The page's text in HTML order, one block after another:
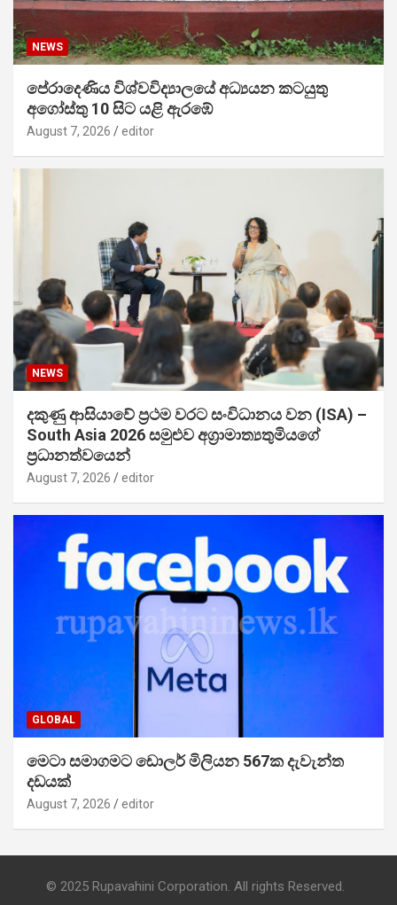
NEWS
පේරාදෙණිය විශ්වවිද්‍යාලයේ අධ්‍යයන කටයුතු
අගෝස්තු 10 සිට යළි ඇරඹේ
August 7, 2026 editor
NEWS
දකුණු ආසියාවේ ප්‍රථම වරට සංවිධානය වන (ISA) –
South Asia 2026 සමුළුව අග්‍රාමාත්‍යතුමියගේ
ප්‍රධානත්වයෙන්
August 7, 2026 editor
GLOBAL
මෙටා සමාගමට ඩොලර් මිලියන 567ක දැවැන්ත
දඩයක්
August 7, 2026 editor
© 2025 Rupavahini Corporation. All rights Reserved.